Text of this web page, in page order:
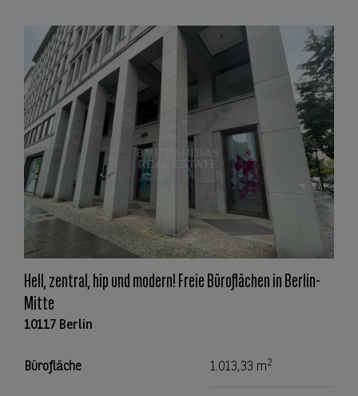
Hell, zentral, hip und modern! Freie Büroflächen in Berlin-
Mitte
10117 Berlin
Bürofläche 1.013,33 m2